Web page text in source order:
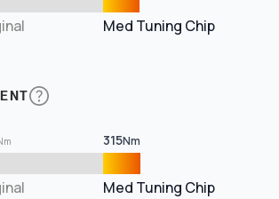
Med Tuning Chip
315Nm
Med Tuning Chip